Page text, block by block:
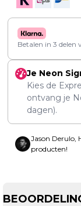
Betalen in 3 delen
Je Neon
Kies de
ontvang je
dagen).
Jason Derulo,
producten!